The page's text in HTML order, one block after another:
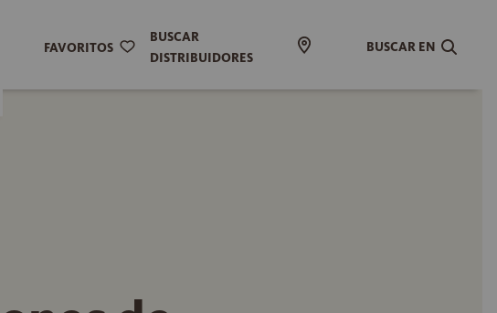
FAVORITOS
BUSCAR
DISTRIBUIDORES
BUSCAR EN